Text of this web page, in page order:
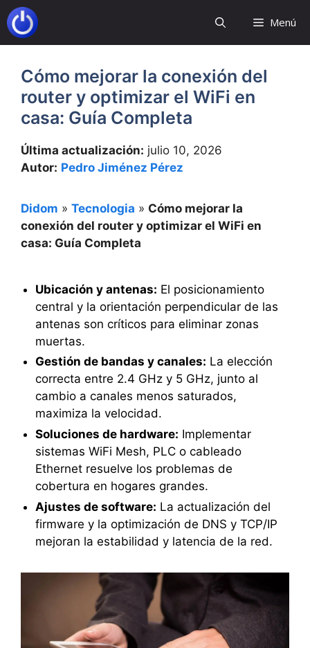
Saltar
al
contenido
Menú
Cómo mejorar la conexión del
router y optimizar el WiFi en
casa: Guía Completa
Última actualización: julio 10, 2026
Autor: Pedro Jiménez Pérez
Didom » Tecnologia » Cómo mejorar la
conexión del router y optimizar el WiFi en
casa: Guía Completa
Ubicación y antenas: El posicionamiento
central y la orientación perpendicular de las
antenas son críticos para eliminar zonas
muertas.
Gestión de bandas y canales: La elección
correcta entre 2.4 GHz y 5 GHz, junto al
cambio a canales menos saturados,
maximiza la velocidad.
Soluciones de hardware: Implementar
sistemas WiFi Mesh, PLC o cableado
Ethernet resuelve los problemas de
cobertura en hogares grandes.
Ajustes de software: La actualización del
firmware y la optimización de DNS y TCP/IP
mejoran la estabilidad y latencia de la red.